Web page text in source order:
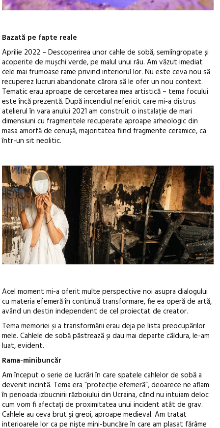
Bazată pe fapte reale
Aprilie 2022 – Descoperirea unor cahle de sobă, semiîngropate și
acoperite de mușchi verde, pe malul unui râu. Am văzut imediat
cele mai frumoase rame privind interiorul lor. Nu este ceva nou să
recuperez lucruri abandonate cărora să le ofer un nou context.
Tematic erau aproape de cercetarea mea artistică – tema focului
este încă prezentă. După incendiul nefericit care mi-a distrus
atelierul în vara anului 2021 am construit o instalație de mari
dimensiuni cu fragmentele recuperate aproape arheologic din
masa amorfă de cenușă, majoritatea fiind fragmente ceramice, ca
într-un sit neolitic.
Acel moment mi-a oferit multe perspective noi asupra dialogului
cu materia efemeră în continuă transformare, fie ea operă de artă,
având un destin independent de cel proiectat de creator.
Tema memoriei și a transformării erau deja pe lista preocupărilor
mele. Cahlele de sobă păstrează și dau mai departe căldura, le-am
luat, evident.
Rama-minibuncăr
Am început o serie de lucrări în care spatele cahlelor de sobă a
devenit incintă. Tema era ”protecție efemeră”, deoarece ne aflam
în perioada izbucnirii războiului din Ucraina, când nu intuiam deloc
cum vom fi afectați de proximitatea unui incident atât de grav.
Cahlele au ceva brut și greoi, aproape medieval. Am tratat
interioarele lor ca pe niște mini-buncăre în care am plasat fărâme